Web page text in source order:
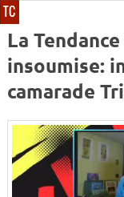
TC
La
insoumise:
camarade